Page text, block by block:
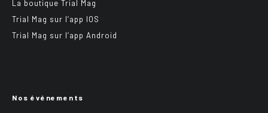
La boutique Trial Mag
Trial Mag sur l’app IOS
Trial Mag sur l’app Android
Nos événements